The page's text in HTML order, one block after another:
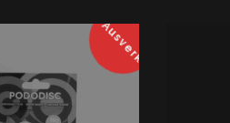
Ausverkauft